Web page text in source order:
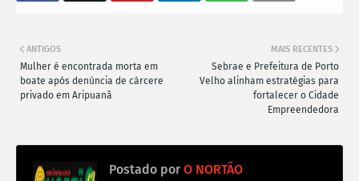
MAIS RECENTES
Sebrae e Prefeitura de Porto
Velho alinham estratégias para
fortalecer o Cidade
Empreendedora
ANTIGOS
Mulher é encontrada morta em
boate após denúncia de cárcere
privado em Aripuanã
Postado por O NORTÃO